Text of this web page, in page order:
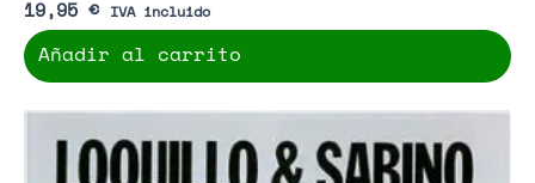
19,95 € IVA incluido
Añadir al carrito